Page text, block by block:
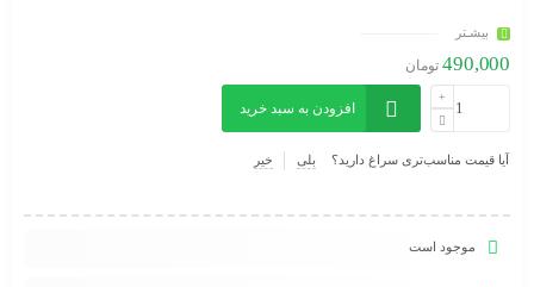
بیشـتر
490,000 تومان
افزودن به سبد خرید
آیا قیمت مناسب‌تری سراغ دارید؟ بلی خیر
موجود است